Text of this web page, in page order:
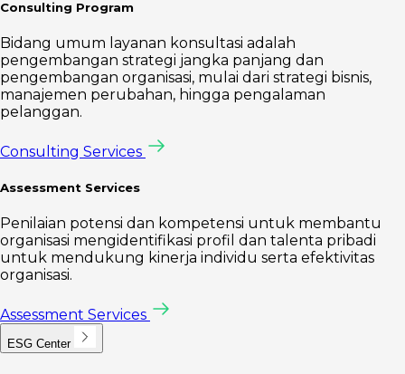
Consulting Program
Bidang umum layanan konsultasi adalah
pengembangan strategi jangka panjang dan
pengembangan organisasi, mulai dari strategi bisnis,
manajemen perubahan, hingga pengalaman
pelanggan.
Consulting Services
Assessment Services
Penilaian potensi dan kompetensi untuk membantu
organisasi mengidentifikasi profil dan talenta pribadi
untuk mendukung kinerja individu serta efektivitas
organisasi.
Assessment Services
ESG Center